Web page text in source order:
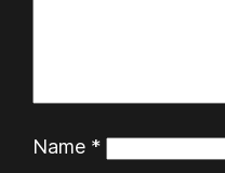
Name *